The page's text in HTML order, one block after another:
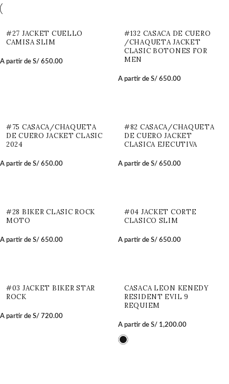
#27 JACKET CUELLO
CAMISA SLIM
A partir de S/ 650.00
#132 CASACA DE CUERO
/CHAQUETA JACKET
CLASIC BOTONES FOR
MEN
A partir de S/ 650.00
#75 CASACA/CHAQUETA
DE CUERO JACKET CLASIC
2024
A partir de S/ 650.00
#82 CASACA/CHAQUETA
DE CUERO JACKET
CLASICA EJECUTIVA
A partir de S/ 650.00
#28 BIKER CLASIC ROCK
MOTO
A partir de S/ 650.00
#04 JACKET CORTE
CLASICO SLIM
A partir de S/ 650.00
#03 JACKET BIKER STAR
ROCK
A partir de S/ 720.00
CASACA LEON KENEDY
RESIDENT EVIL 9
REQUIEM
A partir de S/ 1,200.00